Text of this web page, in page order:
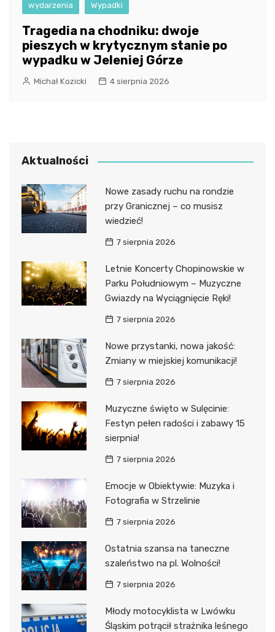
wydarzenia Wypadki
Tragedia na chodniku: dwoje
pieszych w krytycznym stanie po
wypadku w Jeleniej Górze
Michał Kozicki 4 sierpnia 2026
Aktualności
Nowe zasady ruchu na rondzie
przy Granicznej – co musisz
wiedzieć!
7 sierpnia 2026
Letnie Koncerty Chopinowskie w
Parku Południowym – Muzyczne
Gwiazdy na Wyciągnięcie Ręki!
7 sierpnia 2026
Nowe przystanki, nowa jakość:
Zmiany w miejskiej komunikacji!
7 sierpnia 2026
Muzyczne święto w Sulęcinie:
Festyn pełen radości i zabawy 15
sierpnia!
7 sierpnia 2026
Emocje w Obiektywie: Muzyka i
Fotografia w Strzelinie
7 sierpnia 2026
Ostatnia szansa na taneczne
szaleństwo na pl. Wolności!
7 sierpnia 2026
Młody motocyklista w Lwówku
Śląskim potrącił strażnika leśnego